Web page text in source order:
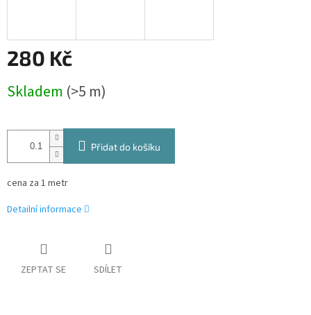
280 Kč
cena:
Skladem (>5 m)
Přidat do košíku
cena za 1 metr
Detailní informace
ZEPTAT SE SDÍLET